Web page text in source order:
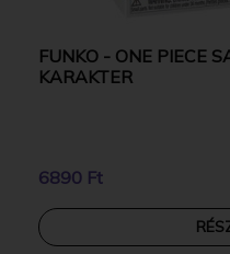
FUNKO - ONE PIECE
KARAKTER
6890 Ft